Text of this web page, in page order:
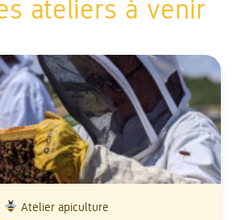
ateliers à venir
Atelier apiculture